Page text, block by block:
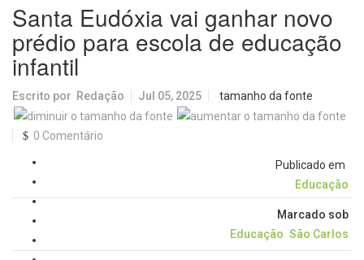
Santa Eudóxia vai ganhar novo
prédio para escola de educação
infantil
Escrito por Redação Jul 05, 2025 tamanho da fonte
0 Comentário
Publicado em
Educação
Marcado sob
Educação São Carlos